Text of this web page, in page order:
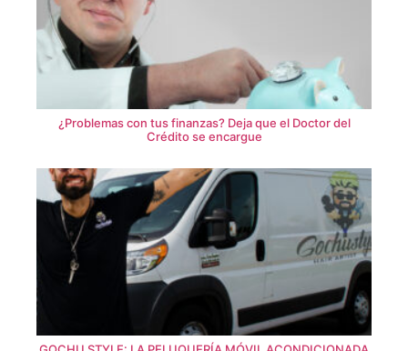
¿Problemas con tus finanzas? Deja que el Doctor del
Crédito se encargue